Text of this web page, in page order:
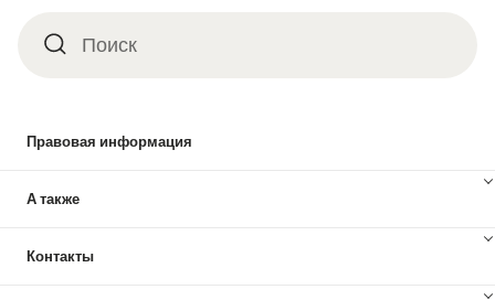
ПоискПоиск
Правовая информация
А также
Контакты